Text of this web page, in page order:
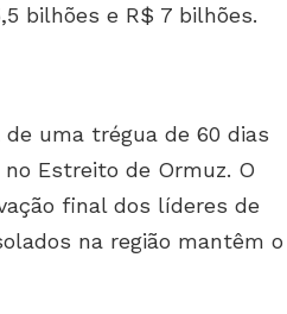
bilhões e R$ 7 bilhões.
uma trégua de 60 dias
Estreito de Ormuz. O
final dos líderes de
na região mantêm o